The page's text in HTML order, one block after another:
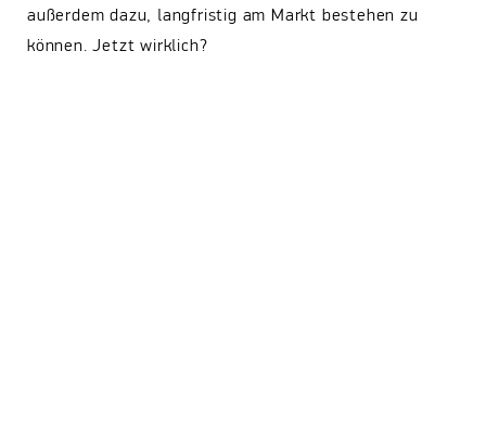
außerdem dazu, langfristig am Markt bestehen zu
können. Jetzt wirklich?